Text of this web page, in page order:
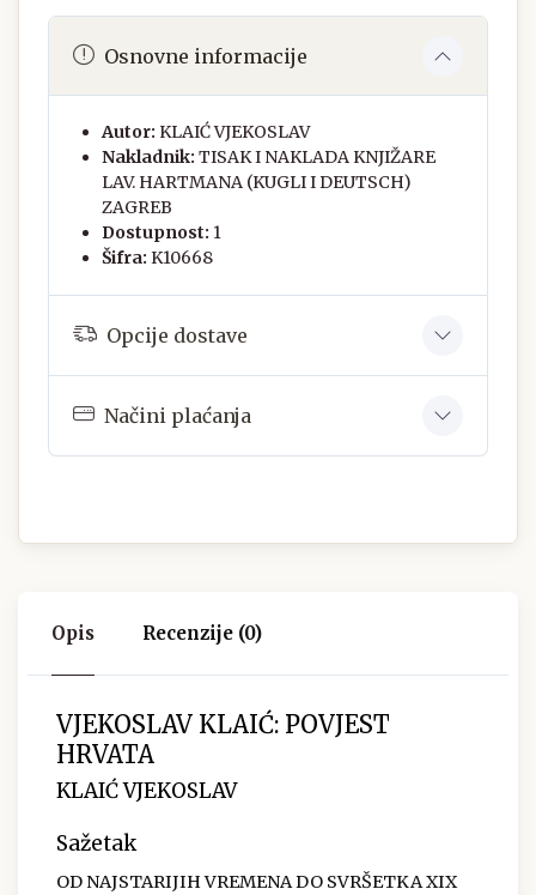
Osnovne informacije
Autor: KLAIĆ VJEKOSLAV
Nakladnik: TISAK I NAKLADA KNJIŽARE
LAV. HARTMANA (KUGLI I DEUTSCH)
ZAGREB
Dostupnost: 1
Šifra: K10668
Opcije dostave
Načini plaćanja
Opis Recenzije (0)
VJEKOSLAV KLAIĆ: POVJEST
HRVATA
KLAIĆ VJEKOSLAV
Sažetak
OD NAJSTARIJIH VREMENA DO SVRŠETKA XIX